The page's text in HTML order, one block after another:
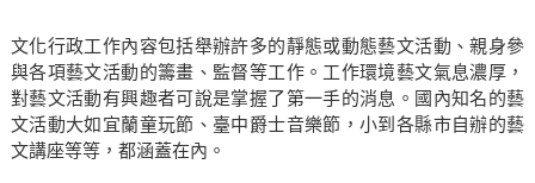
文化行政工作內容包括舉辦許多的靜態或動態藝文活動、親身參
與各項藝文活動的籌畫、監督等工作。工作環境藝文氣息濃厚，
對藝文活動有興趣者可說是掌握了第一手的消息。國內知名的藝
文活動大如宜蘭童玩節、臺中爵士音樂節，小到各縣市自辦的藝
文講座等等，都涵蓋在內。